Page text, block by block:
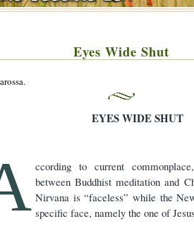
Eyes Wide Shut
EYES WIDE SHUT
ccording to current
between Buddhist meditation and
Nirvana is “faceless” while the
specific face, namely the one of